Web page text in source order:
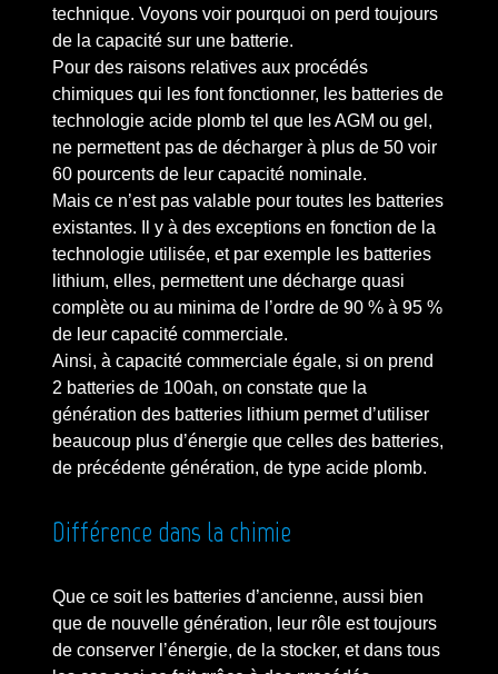
technique. Voyons voir pourquoi on perd toujours
de la capacité sur une batterie.
Pour des raisons relatives aux procédés
chimiques qui les font fonctionner, les batteries de
technologie acide plomb tel que les AGM ou gel,
ne permettent pas de décharger à plus de 50 voir
60 pourcents de leur capacité nominale.
Mais ce n’est pas valable pour toutes les batteries
existantes. Il y à des exceptions en fonction de la
technologie utilisée, et par exemple les batteries
lithium, elles, permettent une décharge quasi
complète ou au minima de l’ordre de 90 % à 95 %
de leur capacité commerciale.
Ainsi, à capacité commerciale égale, si on prend
2 batteries de 100ah, on constate que la
génération des batteries lithium permet d’utiliser
beaucoup plus d’énergie que celles des batteries,
de précédente génération, de type acide plomb.
Différence dans la chimie
Que ce soit les batteries d’ancienne, aussi bien
que de nouvelle génération, leur rôle est toujours
de conserver l’énergie, de la stocker, et dans tous